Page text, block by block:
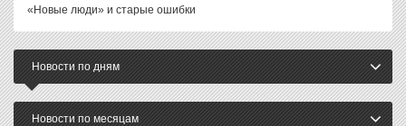
«Новые люди» и старые ошибки
Новости по дням
Новости по месяцам